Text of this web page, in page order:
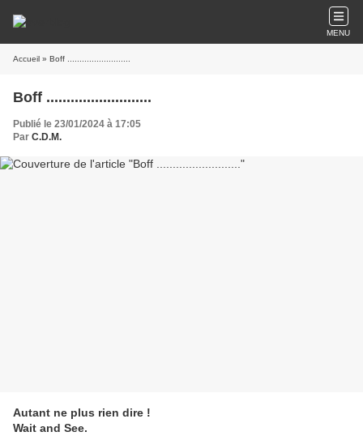
MENU
Accueil » Boff ..........................
Boff ..........................
Publié le 23/01/2024 à 17:05
Par C.D.M.
Autant ne plus rien dire !
Wait and See.